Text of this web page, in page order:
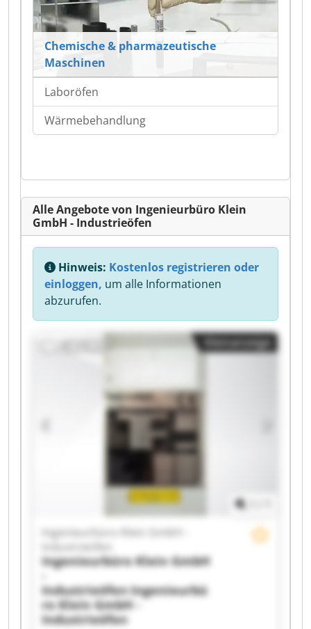
Chemische & pharmazeutische
Maschinen
Laboröfen
Wärmebehandlung
Alle Angebote von Ingenieurbüro Klein
GmbH - Industrieöfen
Hinweis: Kostenlos registrieren oder
einloggen, um alle Informationen
abzurufen.
Kleinanzeige
Ingenieurbüro Klein GmbH -
Industrieöfen
Ingenieurbüro Klein GmbH
IndustrieöfenIngenieurbü
ro Klein GmbH -
Industrieöfen